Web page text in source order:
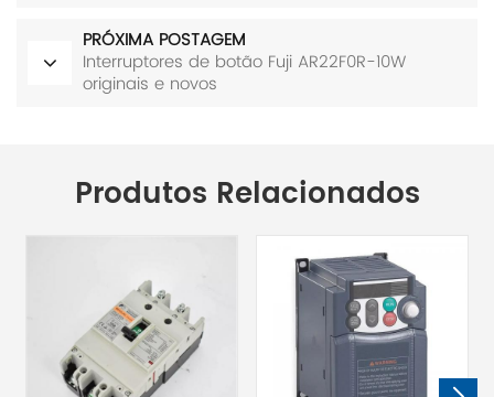
PRÓXIMA POSTAGEM
Interruptores de botão Fuji AR22F0R-10W
originais e novos
Produtos Relacionados